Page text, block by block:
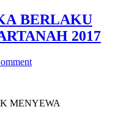
BERLAKU
2017
MENYEWA